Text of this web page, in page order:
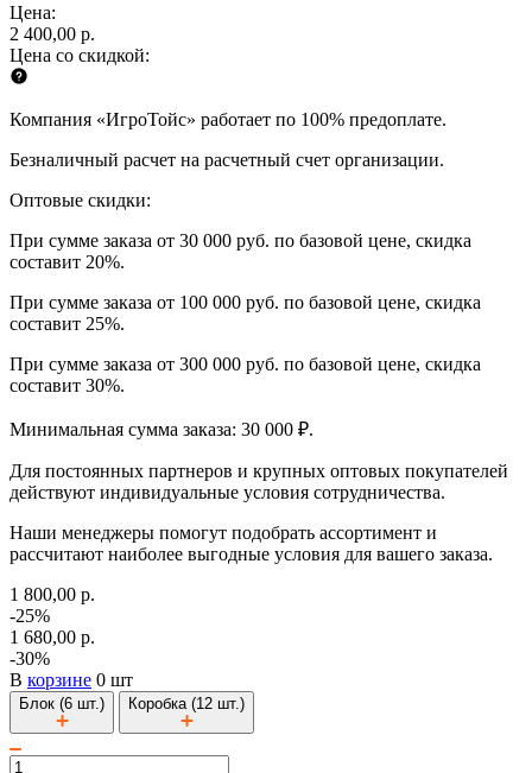
Цена:
2 400,00 р.
Цена со скидкой:
Компания «ИгроТойс» работает по 100% предоплате.
Безналичный расчет на расчетный счет организации.
Оптовые скидки:
При сумме заказа от 30 000 руб. по базовой цене, скидка
составит 20%.
При сумме заказа от 100 000 руб. по базовой цене, скидка
составит 25%.
При сумме заказа от 300 000 руб. по базовой цене, скидка
составит 30%.
Минимальная сумма заказа: 30 000 ₽.
Для постоянных партнеров и крупных оптовых покупателей
действуют индивидуальные условия сотрудничества.
Наши менеджеры помогут подобрать ассортимент и
рассчитают наиболее выгодные условия для вашего заказа.
1 800,00 р.
-25%
1 680,00 р.
-30%
В корзине 0 шт
Блок (6 шт.) Коробка (12 шт.)